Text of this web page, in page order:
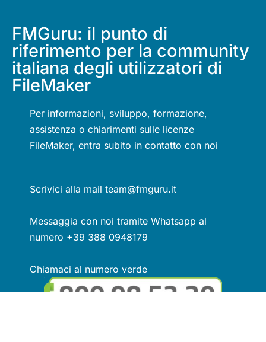
FMGuru: il punto di
riferimento per la community
italiana degli utilizzatori di
FileMaker
Per informazioni, sviluppo, formazione,
assistenza o chiarimenti sulle licenze
FileMaker, entra subito in contatto con noi
Scrivici alla mail team@fmguru.it
Messaggia con noi tramite Whatsapp al
numero +39 388 0948179
Chiamaci al numero verde